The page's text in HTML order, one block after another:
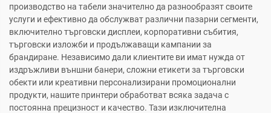
производство на табели значително да разнообразят своите
услуги и ефективно да обслужват различни пазарни сегменти,
включително търговски дисплеи, корпоративни събития,
търговски изложби и продължаващи кампании за
брандиране. Независимо дали клиентите ви имат нужда от
издръжливи външни банери, сложни етикети за търговски
обекти или креативни персонализирани промоционални
продукти, нашите принтери обработват всяка задача с
постоянна прецизност и качество. Тази изключителна